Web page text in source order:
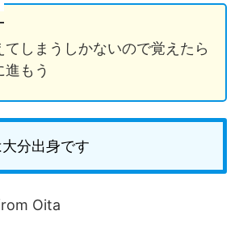
てしまうしかないので覚えたら
進もう
分出身です
Oita